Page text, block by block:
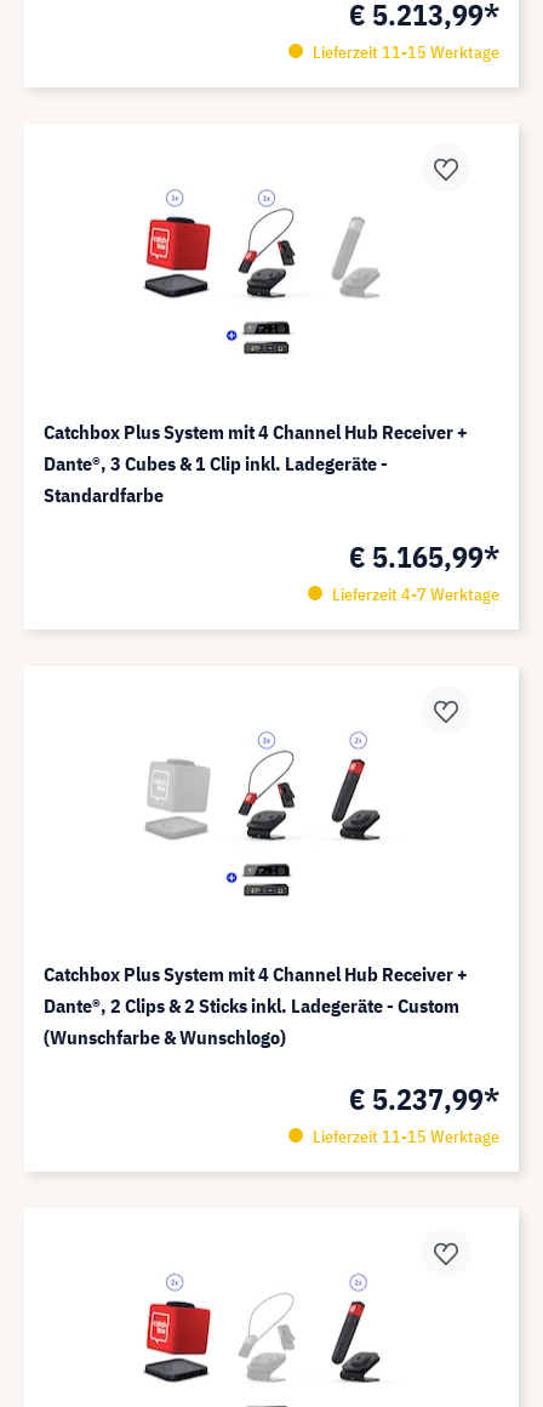
€ 5.213,99*
Lieferzeit 11-15 Werktage
Catchbox Plus System mit 4 Channel Hub Receiver +
Dante®️, 3 Cubes & 1 Clip inkl. Ladegeräte -
Standardfarbe
€ 5.165,99*
Lieferzeit 4-7 Werktage
Catchbox Plus System mit 4 Channel Hub Receiver +
Dante®️, 2 Clips & 2 Sticks inkl. Ladegeräte - Custom
(Wunschfarbe & Wunschlogo)
€ 5.237,99*
Lieferzeit 11-15 Werktage